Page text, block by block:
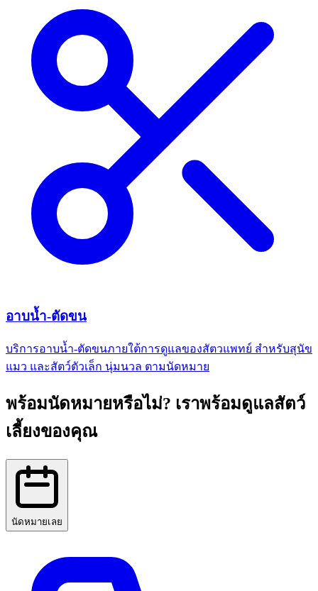
อาบน้ำ-ตัดขน
บริการอาบน้ำ-ตัดขนภายใต้การดูแลของสัตวแพทย์ สำหรับสุนัข
แมว และสัตว์ตัวเล็ก นุ่มนวล ตามนัดหมาย
พร้อมนัดหมายหรือไม่? เราพร้อมดูแลสัตว์
เลี้ยงของคุณ
นัดหมายเลย